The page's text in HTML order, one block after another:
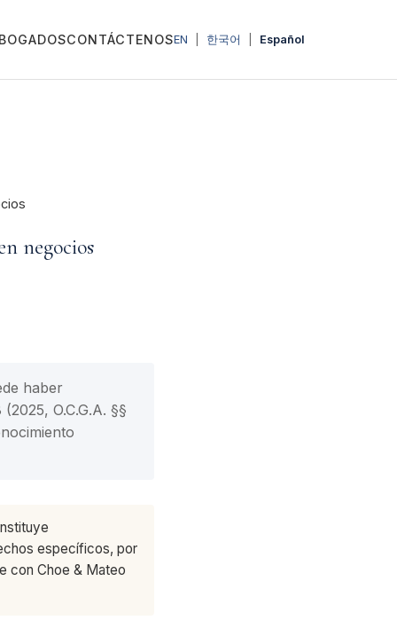
CONTÁCTENOSEN 한국어 Español
negocios
haber
O.C.G.A. §§
específicos, por
con Choe & Mateo